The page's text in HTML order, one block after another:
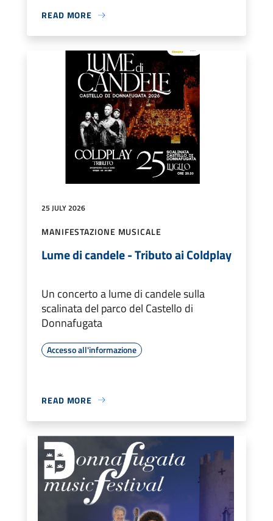
READ MORE
25 JULY 2026
MANIFESTAZIONE MUSICALE
Lume di candele - Tributo ai Coldplay
Un concerto a lume di candele sulla
scalinata del parco del Castello di
Donnafugata
Accesso all'informazione
READ MORE